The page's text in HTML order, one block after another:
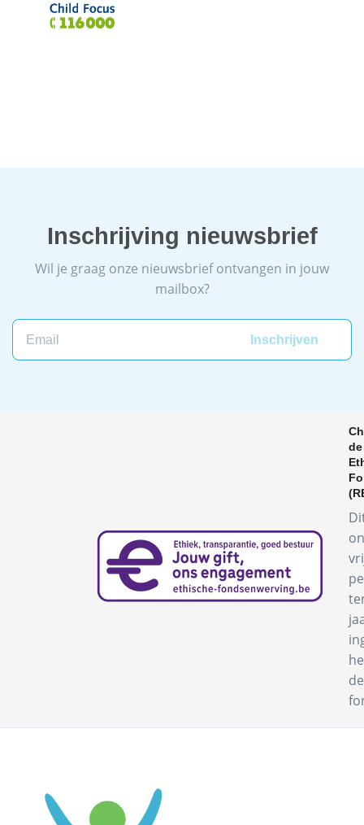
Inschrijving nieuwsbrief
Wil je graag onze nieuwsbrief ontvangen in jouw
mailbox?